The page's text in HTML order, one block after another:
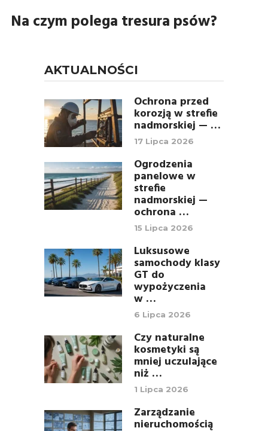
Na czym polega tresura psów?
AKTUALNOŚCI
Ochrona przed
korozją w strefie
nadmorskiej — …
17 Lipca 2026
Ogrodzenia
panelowe w
strefie
nadmorskiej —
ochrona …
15 Lipca 2026
Luksusowe
samochody klasy
GT do
wypożyczenia
w …
6 Lipca 2026
Czy naturalne
kosmetyki są
mniej uczulające
niż …
1 Lipca 2026
Zarządzanie
nieruchomością